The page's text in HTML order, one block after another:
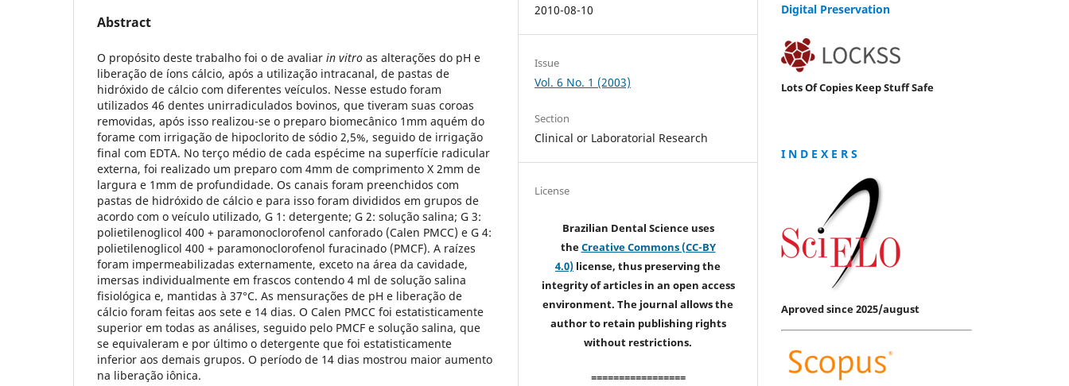
Abstract
O propósito deste trabalho foi o de avaliar in vitro as alterações do pH e
liberação de íons cálcio, após a utilização intracanal, de pastas de
hidróxido de cálcio com diferentes veículos. Nesse estudo foram
utilizados 46 dentes unirradiculados bovinos, que tiveram suas coroas
removidas, após isso realizou-se o preparo biomecânico 1mm aquém do
forame com irrigação de hipoclorito de sódio 2,5%, seguido de irrigação
final com EDTA. No terço médio de cada espécime na superfície radicular
externa, foi realizado um preparo com 4mm de comprimento X 2mm de
largura e 1mm de profundidade. Os canais foram preenchidos com
pastas de hidróxido de cálcio e para isso foram divididos em grupos de
acordo com o veículo utilizado, G 1: detergente; G 2: solução salina; G 3:
polietilenoglicol 400 + paramonoclorofenol canforado (Calen PMCC) e G 4:
polietilenoglicol 400 + paramonoclorofenol furacinado (PMCF). A raízes
foram impermeabilizadas externamente, exceto na área da cavidade,
imersas individualmente em frascos contendo 4 ml de solução salina
fisiológica e, mantidas à 37°C. As mensurações de pH e liberação de
cálcio foram feitas aos sete e 14 dias. O Calen PMCC foi estatisticamente
superior em todas as análises, seguido pelo PMCF e solução salina, que
se equivaleram e por último o detergente que foi estatisticamente
inferior aos demais grupos. O período de 14 dias mostrou maior aumento
na liberação iônica.
2010-08-10
Issue
Vol. 6 No. 1 (2003)
Section
Clinical or Laboratorial Research
License
Brazilian Dental Science uses
theCreative Commons (CC-BY
4.0) license, thus preserving the
integrity of articles in an open access
environment. The journal allows the
author to retain publishing rights
without restrictions.
=================
Digital Preservation
Lots Of Copies Keep Stuff Safe
I N D E X E R S
Aproved since 2025/august